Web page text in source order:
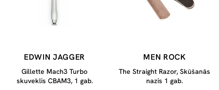
EDWIN JAGGER
Gillette Mach3 Turbo
skuveklis CBAM3, 1 gab.
MEN ROCK
The Straight Razor, Skūšanās
nazis 1 gab.